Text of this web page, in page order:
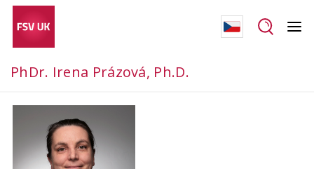
PhDr. Irena Prázová, Ph.D.